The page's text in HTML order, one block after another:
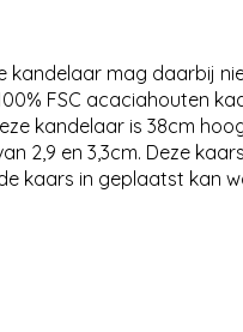
mag daarbij
FSC acaciahouten
kandelaar is 38cm
2,9 en 3,3cm. Deze
kaars in geplaatst kan